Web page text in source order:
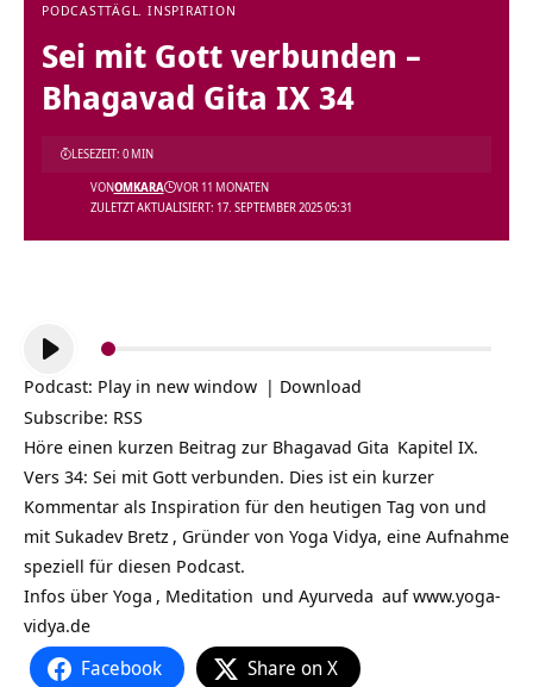
PODCASTTÄGL. INSPIRATION
Sei mit Gott verbunden –
Bhagavad Gita IX 34
ZULETZT AKTUALISIERT: 17. SEPTEMBER 2025 05:31
VONOMKARA VOR 11 MONATEN
LESEZEIT: 0 MIN
Audio-
Player
Podcast: Play in new window | Download
Subscribe: RSS
Höre einen kurzen Beitrag zur Bhagavad Gita Kapitel IX.
Vers 34: Sei mit Gott verbunden. Dies ist ein kurzer
Kommentar als Inspiration für den heutigen Tag von und
mit Sukadev Bretz , Gründer von Yoga Vidya, eine Aufnahme
speziell für diesen Podcast.
Infos über Yoga , Meditation und Ayurveda aufwww.yoga-
vidya.de
Facebook Share on X